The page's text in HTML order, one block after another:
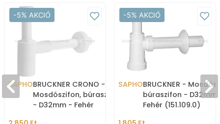
-5% AKCIÓ
SAPHOBRUCKNER CRONO -
Mosdószifon, búraszifon
- D32mm - Fehér
-5% AKCIÓ
SAPHOBRUCKNER -
búraszifon - D32mm
Fehér (151.109.0)